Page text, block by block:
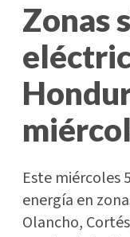
Zonas
Este miércoles
energía en
Olancho,